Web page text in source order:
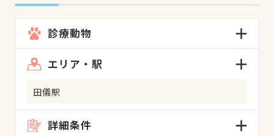
診療動物
エリア・駅
田儀駅
詳細条件